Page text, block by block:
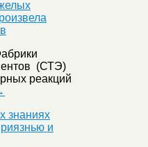
(СТЭ)
реакций
знаниях
и